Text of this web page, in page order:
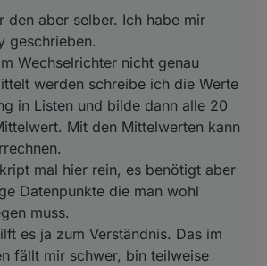
eine ganze Menge Datenpunkte die man
erstmal alle anlegen muss.
vielleicht hilft es ja zum Verständnis. Das
zu erklären fällt mir schwer, bin
selbst froh, dass es einfach
Das warum ist dann manchmal
;)
den aber selber. Ich habe mir
geschrieben.
Wechselrichter nicht genau
werden schreibe ich die Werte
in Listen und bilde dann alle 20
Mit den Mittelwerten kann
mal hier rein, es benötigt aber
Datenpunkte die man wohl
muss.
es ja zum Verständnis. Das im
fällt mir schwer, bin teilweise